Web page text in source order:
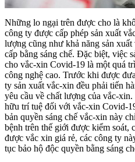
Những lo ngại trên được cho là
công ty được cấp phép sản xuất
lượng cũng như khả năng sản
cấp bằng sáng chế. Đặc biệt, việc
cho vắc-xin Covid-19 là một quá
công nghệ cao. Trước khi được
ty sản xuất vắc-xin đều phải tiến
yêu cầu về chất lượng của vắc-
hữu trí tuệ đối với vắc-xin Covid-
bản quyền sáng chế vắc-xin này
bệnh trên thế giới được kiểm soát,
được vắc xin giá rẻ, các công ty
tục bảo hộ độc quyền bằng sáng